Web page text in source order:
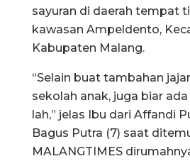
sayuran di daerah tempat
kawasan Ampeldento,
Kabupaten Malang.
“Selain buat tambahan
sekolah anak, juga biar
lah,” jelas Ibu dari Affandi
Bagus Putra (7) saat
MALANGTIMES